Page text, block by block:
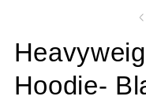
Hoodie-